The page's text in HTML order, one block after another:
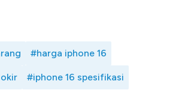
#harga iphone 16
#iphone 16 spesifikasi